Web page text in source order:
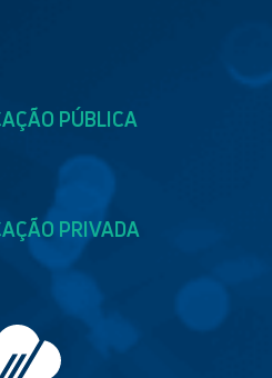
PÚBLICA
PRIVADA